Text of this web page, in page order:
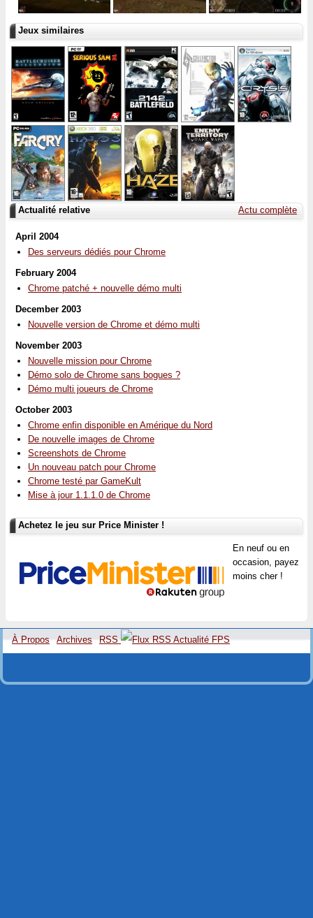
Jeux similaires
Actu complète
Actualité relative
April 2004
Des serveurs dédiés pour Chrome
February 2004
Chrome patché + nouvelle démo multi
December 2003
Nouvelle version de Chrome et démo multi
November 2003
Nouvelle mission pour Chrome
Démo solo de Chrome sans bogues ?
Démo multi joueurs de Chrome
October 2003
Chrome enfin disponible en Amérique du Nord
De nouvelle images de Chrome
Screenshots de Chrome
Un nouveau patch pour Chrome
Chrome testé par GameKult
Mise à jour 1.1.1.0 de Chrome
Achetez le jeu sur Price Minister !
En neuf ou en
occasion, payez
moins cher !
À Propos Archives RSS